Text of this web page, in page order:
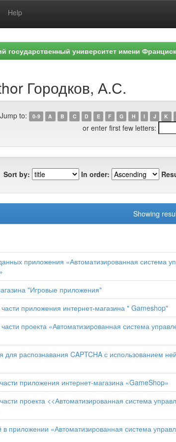
Help
государственный университет имени
Городков, А.С.
Jump to: 0-9 A B C D E F G H I J K
or enter first few letters:
Sort by: In order:
Showing
приложения «Автоматизированная система
"Игровые приложения"
части приложения интернет-магазина " Gameshop"
части проекта «Автоматизированная система
для распознавания CAPTCHA с использованием
приложения интернет-магазина «GameShop»
проекта <<Автоматизированная система
в приложении «Автоматизированная система